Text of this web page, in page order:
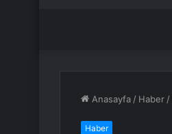
Anasayfa / Haber /
Haber